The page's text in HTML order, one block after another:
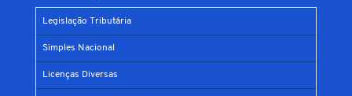
Legislação Tributária
Simples Nacional
Licenças Diversas